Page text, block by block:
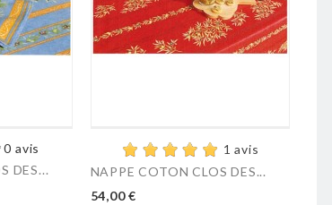
0 avis
DES...
1 avis
NAPPE COTON CLOS DES...
54,00 €